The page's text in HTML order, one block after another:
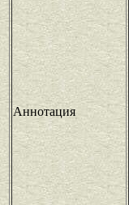
Аннотация